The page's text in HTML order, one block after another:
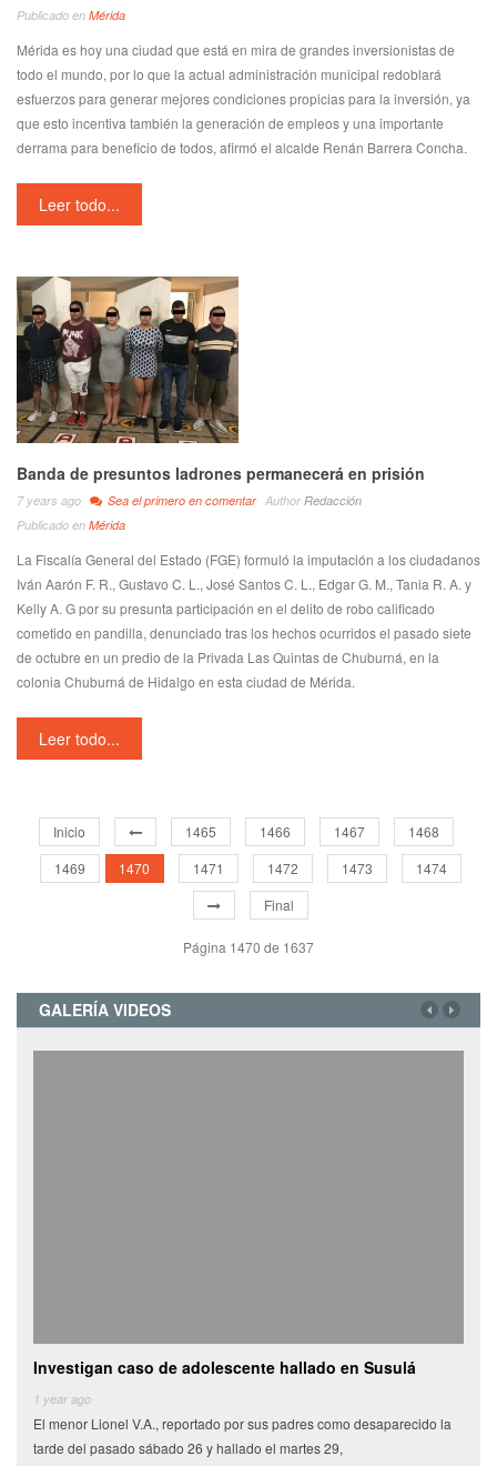
Publicado en Mérida
Mérida es hoy una ciudad que está en mira de grandes inversionistas de
todo el mundo, por lo que la actual administración municipal redoblará
esfuerzos para generar mejores condiciones propicias para la inversión, ya
que esto incentiva también la generación de empleos y una importante
derrama para beneficio de todos, afirmó el alcalde Renán Barrera Concha.
Leer todo...
Banda de presuntos ladrones permanecerá en prisión
7 years ago Sea el primero en comentar Author Redacción
Publicado en Mérida
La Fiscalía General del Estado (FGE) formuló la imputación a los ciudadanos
Iván Aarón F. R., Gustavo C. L., José Santos C. L., Edgar G. M., Tania R. A. y
Kelly A. G por su presunta participación en el delito de robo calificado
cometido en pandilla, denunciado tras los hechos ocurridos el pasado siete
de octubre en un predio de la Privada Las Quintas de Chuburná, en la
colonia Chuburná de Hidalgo en esta ciudad de Mérida.
Leer todo...
Inicio 1465 1466 1467
1468
1469
1470 1471 1472 1473
1474
Final
Página 1470 de 1637
GALERÍA VIDEOS
Investigan caso de adolescente hallado en Susulá
1 year ago
El menor Lionel V.A., reportado por sus padres como desaparecido la
tarde del pasado sábado 26 y hallado el martes 29,